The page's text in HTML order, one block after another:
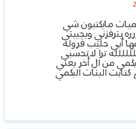
مايكتبون شي
ينرفزني ويجيبني
أبي حليب فروله
ترا لاتحسبي
من ال أخر يعني
البنات البكمي